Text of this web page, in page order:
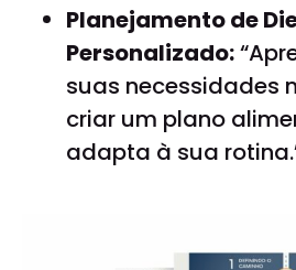
Planejamento de
Personalizado:
suas necessidades
criar um plano
adapta à sua